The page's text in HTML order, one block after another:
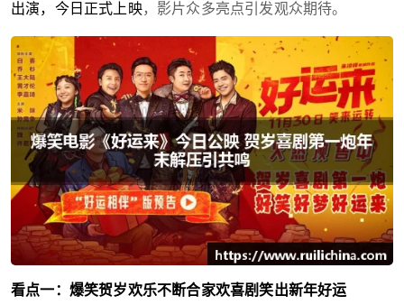
出演，今日正式上映，影片众多亮点引发观众期待。
看点一：爆笑贺岁欢乐不断合家欢喜剧笑出新年好运